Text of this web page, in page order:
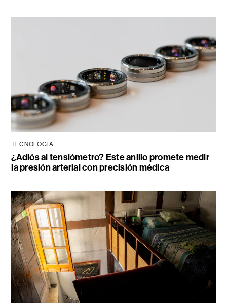
TECNOLOGÍA
¿Adiós al tensiómetro? Este anillo promete medir
la presión arterial con precisión médica